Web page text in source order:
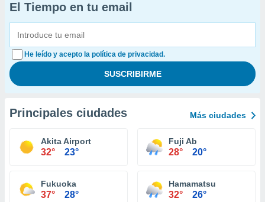
El Tiempo en tu email
He leído y acepto la política de privacidad.
Principales ciudades Más ciudades
Akita Airport
32° 23°
Fuji Ab
28° 20°
Fukuoka
37° 28°
Hamamatsu
32° 26°